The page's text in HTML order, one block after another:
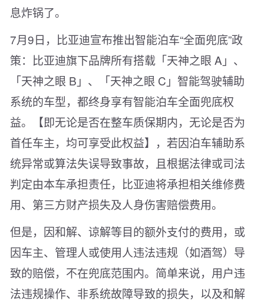
息炸锅了。
7月9日，比亚迪宣布推出智能泊车“全面兜底”政
策：比亚迪旗下品牌所有搭载「天神之眼 A」、
「天神之眼 B」、「天神之眼 C」智能驾驶辅助
系统的车型，都终身享有智能泊车全面兜底权
益。【即无论是否在整车质保期内，无论是否为
首任车主，均可享受此权益】，若因泊车辅助系
统异常或算法失误导致事故，且根据法律或司法
判定由本车承担责任，比亚迪将承担相关维修费
用、第三方财产损失及人身伤害赔偿费用。
但是，因和解、谅解等目的额外支付的费用，或
因车主、管理人或使用人违法违规（如酒驾）导
致的赔偿，不在兜底范围内。简单来说，用户违
法违规操作、非系统故障导致的损失，以及和解